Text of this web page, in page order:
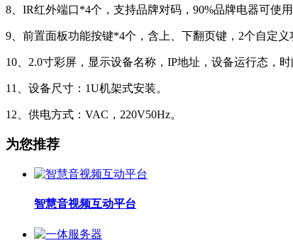
8、IR红外端口*4个，支持品牌对码，90%品牌电器可使
9、前置面板功能按键*4个，含上、下翻页键，2个自定义
10、2.0寸彩屏，显示设备名称，IP地址，设备运行态，
11、设备尺寸：1U机架式安装。
12、供电方式：VAC，220V50Hz。
为您推荐
智慧音视频互动平台